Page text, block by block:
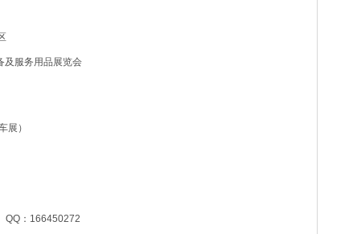
及服务用品展览会
展）
QQ：166450272